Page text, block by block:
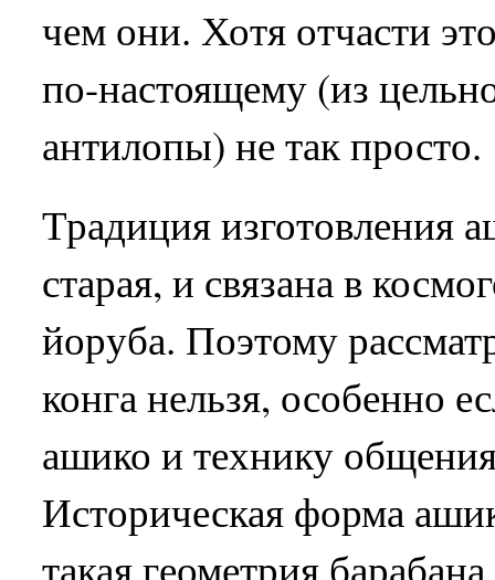
чем они. Хотя отчасти
по-настоящему (из
антилопы) не так просто.
Традиция изготовления
старая, и связана в
йоруба. Поэтому
конга нельзя, особенно
ашико и технику
Историческая форма
такая геометрия